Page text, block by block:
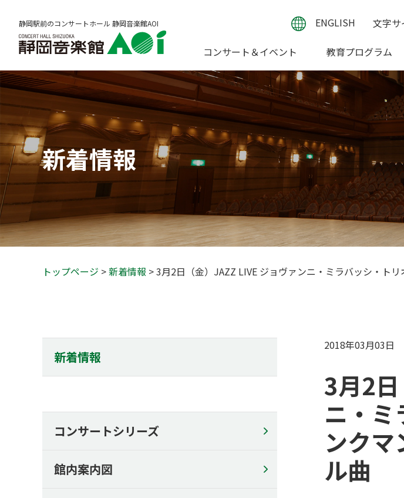
静岡駅前のコンサートホール 静岡音楽館AOI ENGLISH 文字サ
コンサート＆イベント 教育プログラム
新着情報
トップページ >新着情報 > 3月2日（金）JAZZ LIVE ジョヴァンニ・ミラバッシ・
新着情報
コンサートシリーズ
館内案内図
2018年03月03日
3月2
ニ・
ンク
ル曲